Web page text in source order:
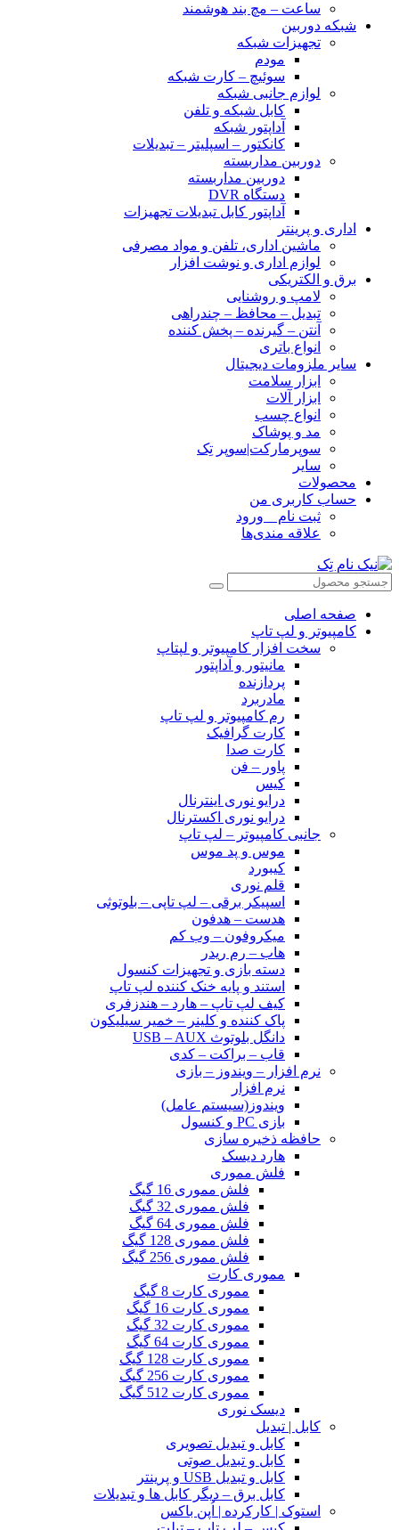
ساعت – مچ بند هوشمند
شبکه دوربین
تجهیزات شبکه
مودم
سوئیچ – کارت شبکه
لوازم جانبی شبکه
کابل شبکه و تلفن
آداپتور شبکه
کانکتور – اسپلیتر – تبدیلات
دوربین مداربسته
دوربین مداربسته
دستگاه DVR
آداپتور کابل تبدیلات تجهیزات
اداری و پرینتر
ماشین اداری، تلفن و مواد مصرفی
لوازم اداری و نوشت افزار
برق و الکتریکی
لامپ و روشنایی
تبدیل – محافظ – چندراهی
آنتن – گیرنده – پخش کننده
انواع باتری
سایر ملزومات دیجیتال
ابزار سلامت
ابزار آلات
انواع چسب
مد و پوشاک
سوپرمارکت|سوپر تِک
سایر
محصولات
حساب کاربری من
ثبت نام _ ورود
علاقه مندی‌ها
صفحه اصلی
کامپیوتر و‌‌‌‌‌ لپ تاپ
سخت افزار کامپیوتر و لپتاپ
مانیتور و آداپتور
پردازنده
مادربرد
رم کامپیوتر و لپ تاپ
کارت گرافیک
کارت صدا
پاور – فن
کیس
درایو نوری اینترنال
درایو نوری اکسترنال
جانبی کامپیوتر – لپ تاپ
موس و پد موس
کیبورد
قلم نوری
اسپیکر برقی – لپ تاپی – بلوتوثی
هدست – هدفون
میکروفون – وب کم
هاب – رم ریدر
دسته بازی و تجهیزات کنسول
استند و پایه خنک کننده لپ تاپ
کیف لپ تاپ – هارد – هندزفری
پاک کننده و کلینر – خمیر سیلیکون
دانگل بلوتوث USB – AUX
قاب – براکت – کدی
نرم افزار – ویندوز – بازی
نرم افزار
ویندوز(سیستم عامل)
بازی PC و کنسول
حافظه ذخیره سازی
هارد دیسک
فلش مموری
فلش مموری 16 گیگ
فلش مموری 32 گیگ
فلش مموری 64 گیگ
فلش مموری 128 گیگ
فلش مموری 256 گیگ
مموری کارت
مموری کارت 8 گیگ
مموری کارت 16 گیگ
مموری کارت 32 گیگ
مموری کارت 64 گیگ
مموری کارت 128 گیگ
مموری کارت 256 گیگ
مموری کارت 512 گیگ
دیسک نوری
کابل | تبدیل
کابل و تبدیل تصویری
کابل و تبدیل صوتی
کابل و تبدیل USB و پرینتر
کابل برق – دیگر کابل ها و تبدیلات
استوک | کارکرده | اُپن باکس